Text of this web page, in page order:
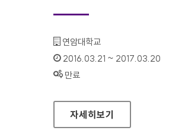
기관명 :
연암대학교
인증기간 :
2016.03.21 ~ 2017.03.20
상태 :
만료
연암대학교 홈페이지
자세히보기